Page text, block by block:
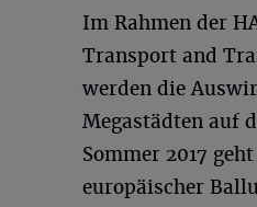
Im Rahmen der
Transport and
werden die
Megastädten auf
Sommer 2017
europäischer